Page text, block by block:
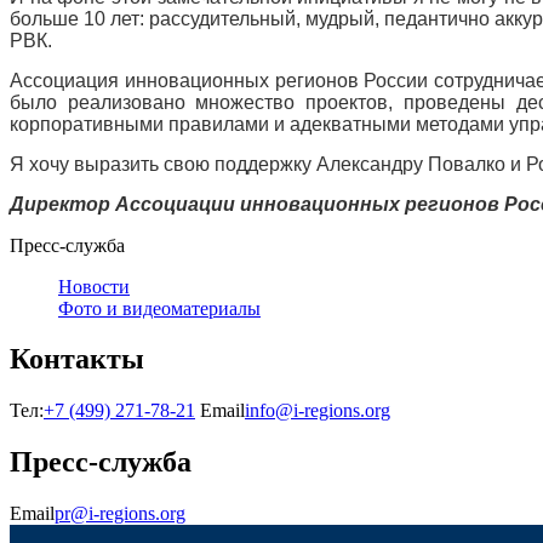
больше 10 лет: рассудительный, мудрый, педантично
РВК.
Ассоциация инновационных регионов России
было реализовано множество проектов, проведены
корпоративными правилами и адекватными методами
Я хочу выразить свою поддержку Александру Повалко и
Директор Ассоциации инновационных регионов
Пресс-служба
Новости
Фото и видеоматериалы
Контакты
Тел:+7 (499) 271-78-21 Emailinfo@i-regions.org
Пресс-служба
Emailpr@i-regions.org